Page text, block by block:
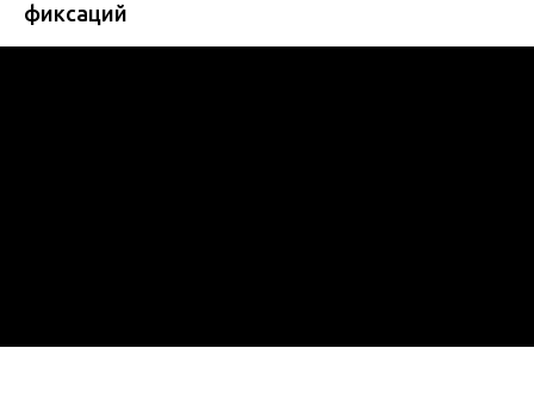
фиксаций